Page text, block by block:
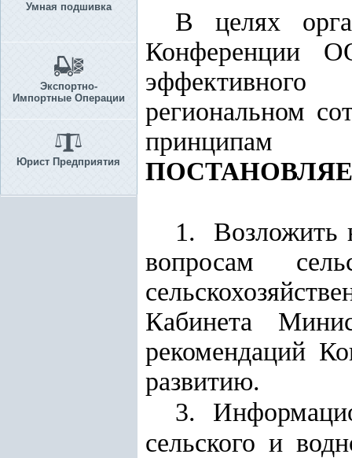
Умная подшивка
Экспортно-
Импортные Операции
Юрист Предприятия
В целях
региональном
принципам
1. Возложить
вопросам
Кабинета
развитию.
3.
сельского и